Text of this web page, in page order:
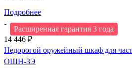
Подробнее
Расширенная гарантия 3 года
14 446 ₽
Недорогой оружейный шкаф для
ОШН-3Э